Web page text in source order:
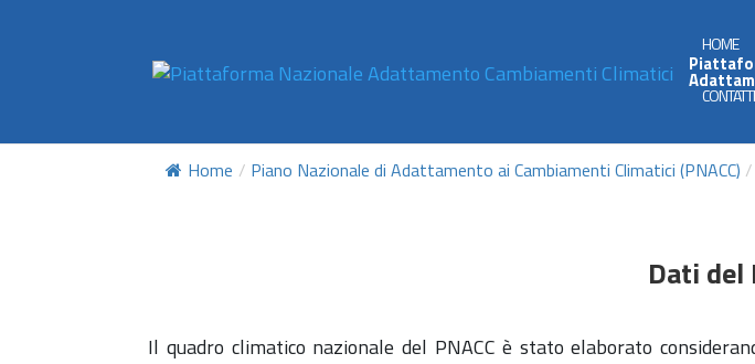
HOME
CONTATTI
Home / Piano Nazionale di Adattamento ai Cambiamenti Climatici (PNACC) /
Dati del
Il quadro climatico nazionale del PNACC è stato elaborato